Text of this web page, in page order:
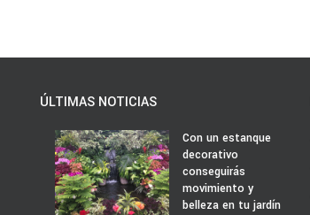
ÚLTIMAS NOTICIAS
Con un estanque
decorativo
conseguirás
movimiento y
belleza en tu jardín